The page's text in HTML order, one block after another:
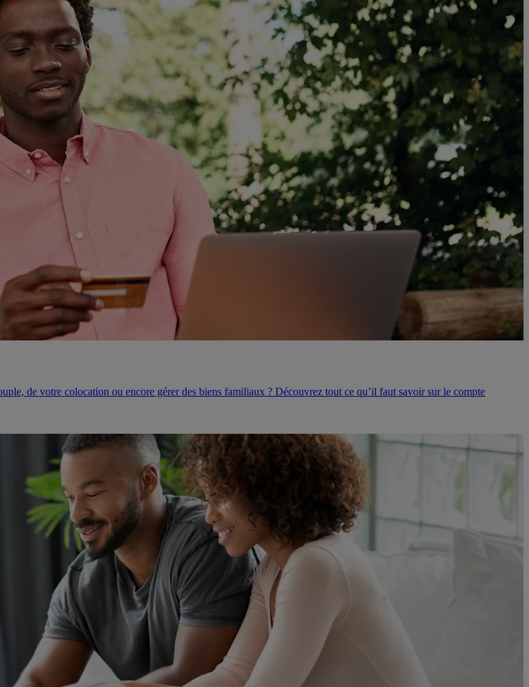
de votre colocation ou encore gérer des biens familiaux ? Découvrez tout ce qu’il faut savoir sur le compte